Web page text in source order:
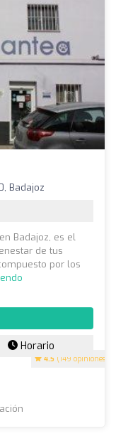
4.5 (149 opiniones)
Badajoz
Badajoz, es el
de tus
por los
Horario